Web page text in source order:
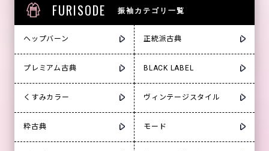
FURISODE 振袖カテゴリ一覧
ヘップバーン 正統派古典
プレミアム古典 BLACK LABEL
くすみカラー ヴィンテージスタイル
粋古典 モード